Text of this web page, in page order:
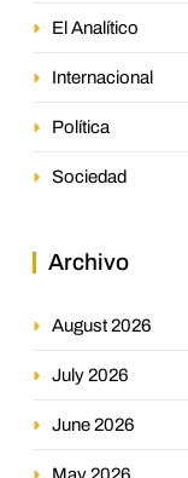
El Analítico
Internacional
Política
Sociedad
Archivo
August 2026
July 2026
June 2026
May 2026